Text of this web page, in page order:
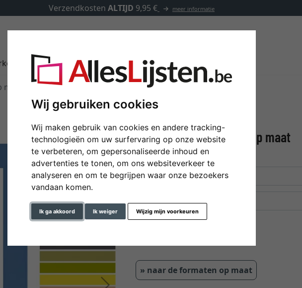
Wij gebruiken cookies
Wij maken gebruik van cookies en andere tracking-
technologieën om uw surfervaring op onze website
te verbeteren, om gepersonaliseerde inhoud en
advertenties te tonen, om ons websiteverkeer te
analyseren en om te begrijpen waar onze bezoekers
vandaan komen.
Ik ga akkoord Ik weiger Wijzig mijn voorkeuren
Verzendkosten ALTIJD 9,95 € meer informatie
Kaders op maat Passe-partouts Toebehoren
Verder
Houten kader Eastcote op maat
kleur
glastype
» naar de formaten op maat